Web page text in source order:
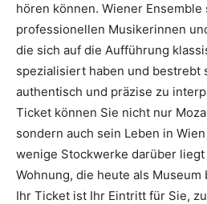
hören können. Wiener Ensemble
professionellen Musikerinnen
die sich auf die Aufführung
spezialisiert haben und bestrebt
authentisch und präzise zu
Ticket können Sie nicht nur
sondern auch sein Leben in
wenige Stockwerke darüber liegt
Wohnung, die heute als
Ihr Ticket ist Ihr Eintritt für Sie,